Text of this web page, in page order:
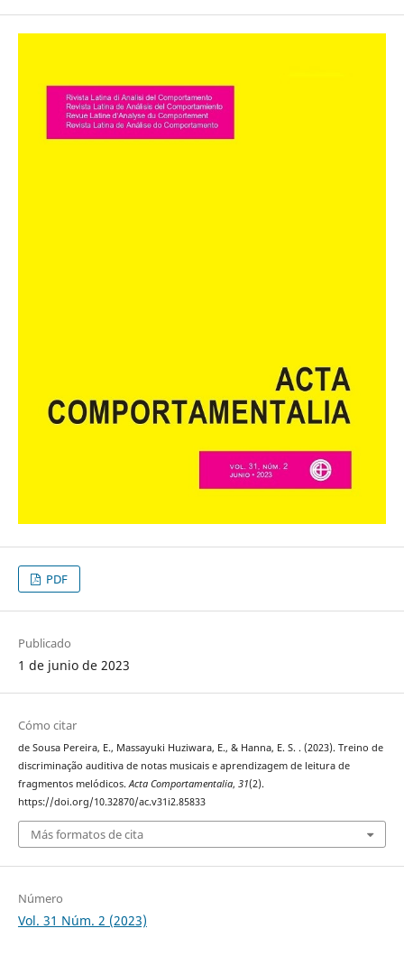
PDF
Publicado
1 de junio de 2023
Cómo citar
de Sousa Pereira, E., Massayuki Huziwara, E., & Hanna, E. S. . (2023). Treino de
discriminação auditiva de notas musicais e aprendizagem de leitura de
fragmentos melódicos.Acta Comportamentalia, 31(2).
https://doi.org/10.32870/ac.v31i2.85833
Más formatos de cita
Número
Vol. 31 Núm. 2 (2023)